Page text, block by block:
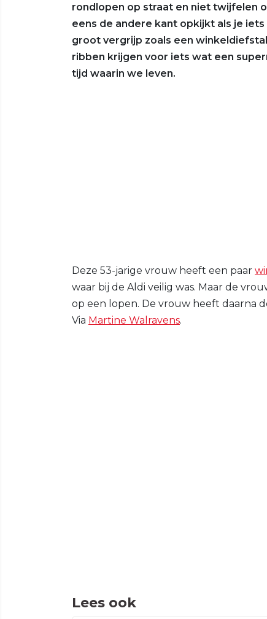
rondlopen op straat en niet twijfelen
eens de andere kant opkijkt als je
groot vergrijp zoals een
ribben krijgen voor iets wat een
tijd waarin we leven.
Deze 53-jarige vrouw heeft een paar
waar bij de Aldi veilig was. Maar de
op een lopen. De vrouw heeft daarna
Via Martine Walravens.
Lees ook